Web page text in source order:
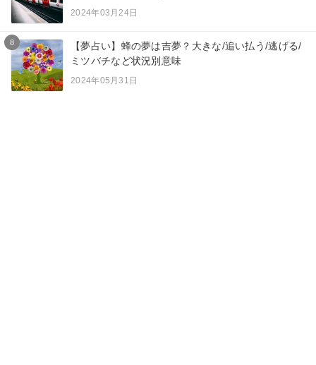
2024年03月24日
8
【夢占い】蜂の夢は吉夢？大きな/追い払う/逃げる/
ミツバチなど状況別意味
2024年05月31日